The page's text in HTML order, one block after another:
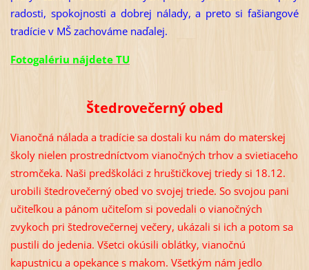
radosti, spokojnosti a dobrej nálady, a preto si fašiangové
tradície v MŠ zachováme naďalej.
Fotogalériu nájdete TU
Štedrovečerný obed
Vianočná nálada a tradície sa dostali ku nám do materskej
školy nielen prostredníctvom vianočných trhov a svietiaceho
stromčeka. Naši predškoláci z hruštičkovej triedy si 18.12.
urobili štedrovečerný obed vo svojej triede. So svojou pani
učiteľkou a pánom učiteľom si povedali o vianočných
zvykoch pri štedrovečernej večery, ukázali si ich a potom sa
pustili do jedenia. Všetci okúsili oblátky, vianočnú
kapustnicu a opekance s makom. Všetkým nám jedlo